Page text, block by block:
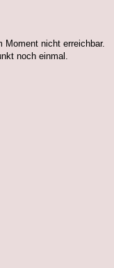
Moment nicht erreichbar.
noch einmal.